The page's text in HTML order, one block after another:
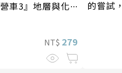
營車3』地層與化
NT$ 279
的嘗試